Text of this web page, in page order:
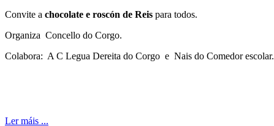
Convite a chocolate e roscón de Reis para todos.
Organiza Concello do Corgo.
Colabora: A C Legua Dereita do Corgo e Nais do Comedor escolar.
Ler máis ...